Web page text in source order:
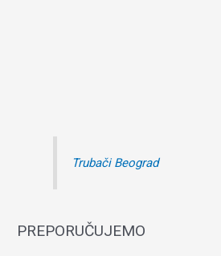
Trubači Beograd
PREPORUČUJEMO